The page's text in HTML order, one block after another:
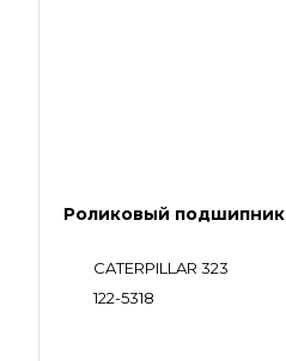
Роликовый подшипник
CATERPILLAR 323
122-5318